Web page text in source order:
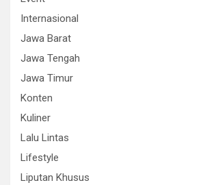
Internasional
Jawa Barat
Jawa Tengah
Jawa Timur
Konten
Kuliner
Lalu Lintas
Lifestyle
Liputan Khusus